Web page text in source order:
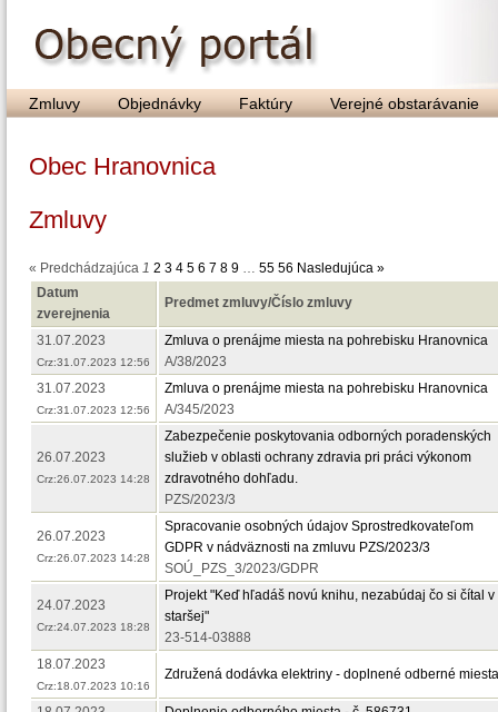
Zmluvy Objednávky Faktúry Verejné obstarávanie
Obec Hranovnica
Zmluvy
« Predchádzajúca 1 2 3 4 5 6 7 8 9 … 55 56 Nasledujúca »
Datum
zverejnenia
Predmet zmluvy/Číslo zmluvy
31.07.2023
Crz:31.07.2023 12:56
Zmluva o prenájme miesta na pohrebisku Hranovnica
A/38/2023
31.07.2023
Crz:31.07.2023 12:56
Zmluva o prenájme miesta na pohrebisku Hranovnica
A/345/2023
26.07.2023
Crz:26.07.2023 14:28
Zabezpečenie poskytovania odborných poradenských
služieb v oblasti ochrany zdravia pri práci výkonom
zdravotného dohľadu.
PZS/2023/3
26.07.2023
Crz:26.07.2023 14:28
Spracovanie osobných údajov Sprostredkovateľom
GDPR v nádväznosti na zmluvu PZS/2023/3
SOÚ_PZS_3/2023/GDPR
24.07.2023
Crz:24.07.2023 18:28
Projekt "Keď hľadáš novú knihu, nezabúdaj čo si čítal v
staršej"
23-514-03888
18.07.2023
Crz:18.07.2023 10:16
Združená dodávka elektriny - doplnené odberné miesta